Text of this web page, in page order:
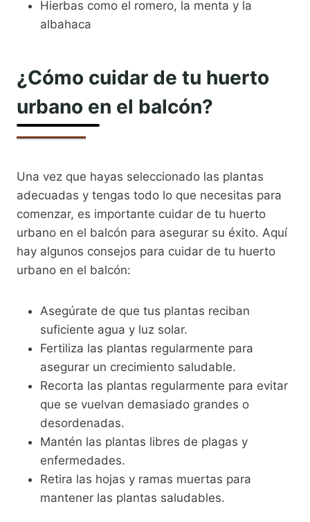
Hierbas como el romero, la menta y la
albahaca
¿Cómo cuidar de tu huerto
urbano en el balcón?
Una vez que hayas seleccionado las plantas
adecuadas y tengas todo lo que necesitas para
comenzar, es importante cuidar de tu huerto
urbano en el balcón para asegurar su éxito. Aquí
hay algunos consejos para cuidar de tu huerto
urbano en el balcón:
Asegúrate de que tus plantas reciban
suficiente agua y luz solar.
Fertiliza las plantas regularmente para
asegurar un crecimiento saludable.
Recorta las plantas regularmente para evitar
que se vuelvan demasiado grandes o
desordenadas.
Mantén las plantas libres de plagas y
enfermedades.
Retira las hojas y ramas muertas para
mantener las plantas saludables.